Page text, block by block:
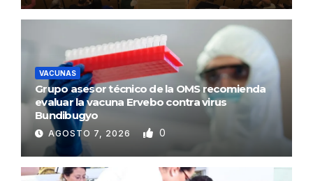
VACUNAS
Grupo asesor técnico de la OMS recomienda
evaluar la vacuna Ervebo contra virus
Bundibugyo
AGOSTO 7, 2026 0